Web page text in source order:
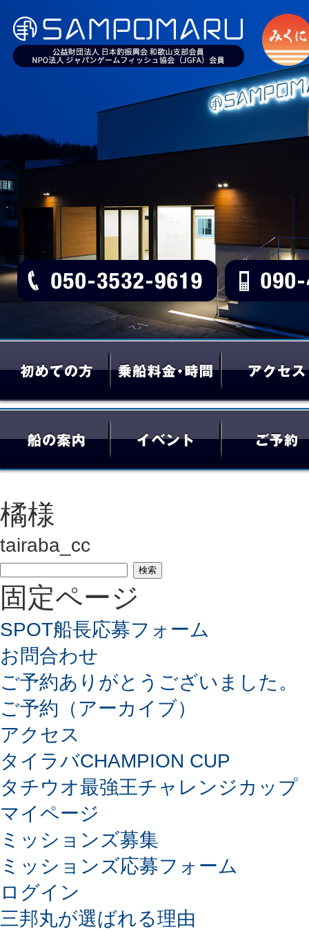
橘様
tairaba_cc
検
索:
固定ページ
SPOT船長応募フォーム
お問合わせ
ご予約ありがとうございました。
ご予約（アーカイブ）
アクセス
タイラバCHAMPION CUP
タチウオ最強王チャレンジカップ
マイページ
ミッションズ募集
ミッションズ応募フォーム
ログイン
三邦丸が選ばれる理由